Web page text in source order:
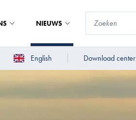
NIEUWS
English Download center